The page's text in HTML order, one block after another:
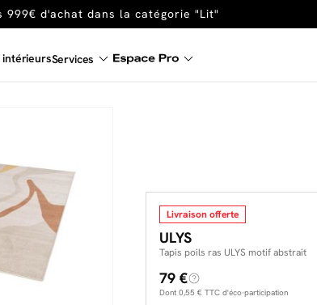
tapis offert dès 1299€ de canapé
intérieursServices
Livraison offerte
ULYS
Tapis poils ras ULYS motif abstrait
79 €
Dont 0,55 € TTC d'éco-participation